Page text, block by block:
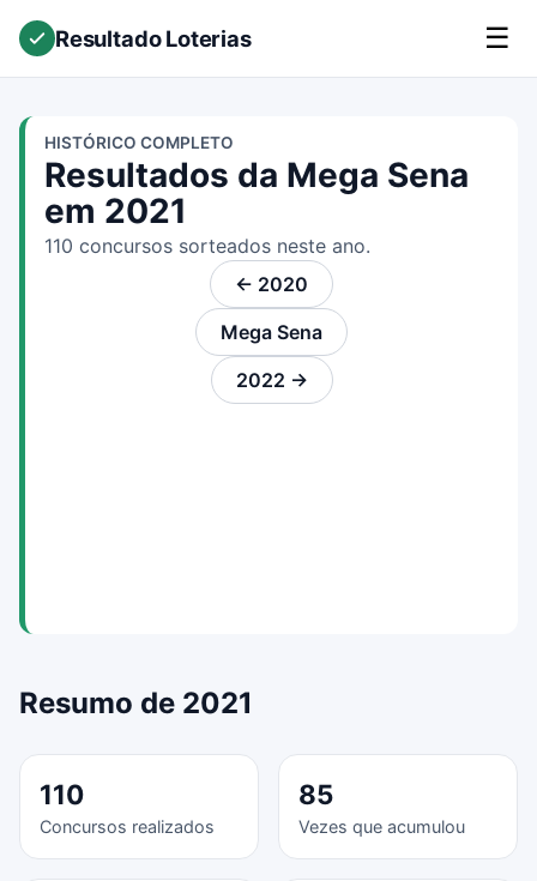
Resultado Loterias ☰
HISTÓRICO COMPLETO
Resultados da Mega Sena
em 2021
110 concursos sorteados neste ano.
← 2020
Mega Sena
2022 →
Resumo de 2021
110
Concursos realizados
85
Vezes que acumulou